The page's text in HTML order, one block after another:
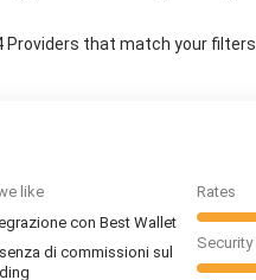
Providers that match your filters
like
con Best Wallet
di commissioni sul
Rates
Security